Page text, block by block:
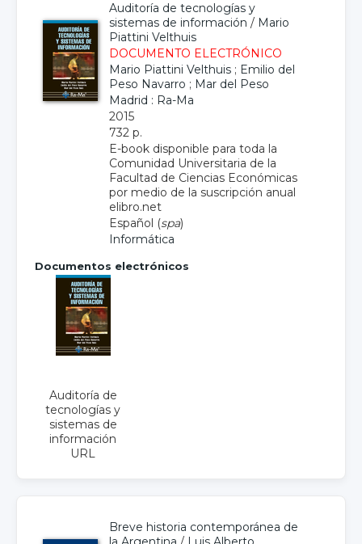
Auditoría de tecnologías y
sistemas de información / Mario
Piattini Velthuis
DOCUMENTO ELECTRÓNICO
Mario Piattini Velthuis ; Emilio del
Peso Navarro ; Mar del Peso
Madrid : Ra-Ma
2015
732 p.
E-book disponible para toda la
Comunidad Universitaria de la
Facultad de Ciencias Económicas
por medio de la suscripción anual
elibro.net
Español (spa)
Informática
Documentos electrónicos
Auditoría de
tecnologías y
sistemas de
información
URL
Breve historia contemporánea de